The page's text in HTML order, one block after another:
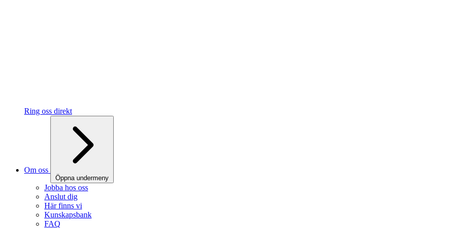
Ring oss direkt
Om oss
Öppna undermeny
Jobba hos oss
Anslut dig
Här finns vi
Kunskapsbank
FAQ